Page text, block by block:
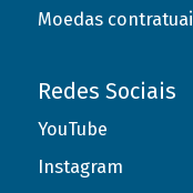
Moedas
Redes Sociais
YouTube
Instagram